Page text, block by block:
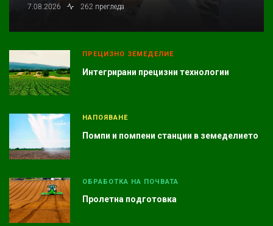
7.08.2026 262 прегледа
ПРЕЦИЗНО ЗЕМЕДЕЛИЕ
Интегрирани прецизни технологии
НАПОЯВАНЕ
Помпи и помпени станции в земеделието
ОБРАБОТКА НА ПОЧВАТА
Пролетна подготовка